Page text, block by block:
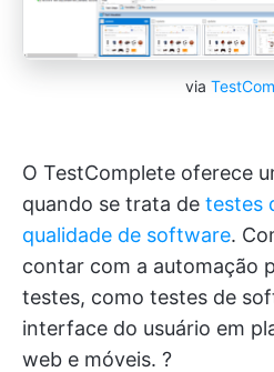
via
O TestComplete oferece
quando se trata de testes
qualidade de software.
contar com a automação
testes, como testes de
interface do usuário em
web e móveis. ?